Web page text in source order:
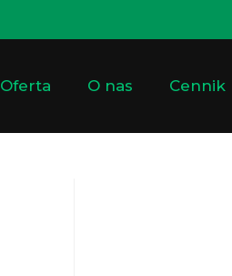
Oferta O nas Cennik